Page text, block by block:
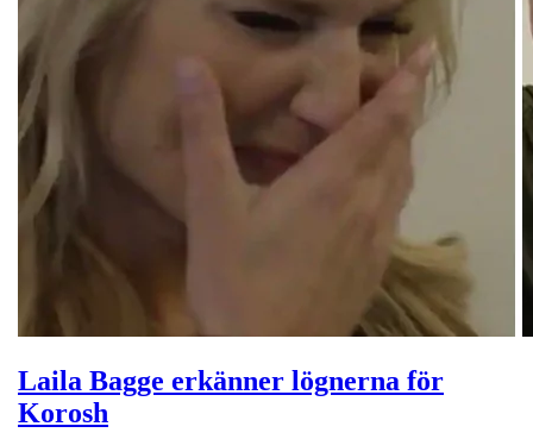
Laila Bagge erkänner lögnerna för
Korosh